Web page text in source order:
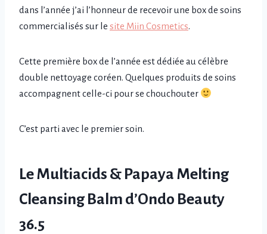
dans l’année j’ai l’honneur de recevoir une box de soins
commercialisés sur le site Miin Cosmetics.
Cette première box de l’année est dédiée au célèbre
double nettoyage coréen. Quelques produits de soins
accompagnent celle-ci pour se chouchouter
C’est parti avec le premier soin.
Le Multiacids & Papaya Melting
Cleansing Balm d’Ondo Beauty
36.5